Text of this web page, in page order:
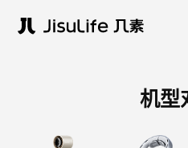
机型